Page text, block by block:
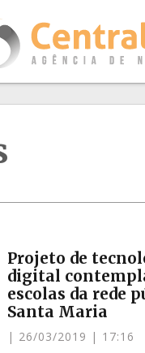
Projeto de
digital
escolas da rede
Santa Maria
26/03/2019 17:16